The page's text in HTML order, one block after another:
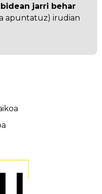
jarri behar
apuntatuz) irudian